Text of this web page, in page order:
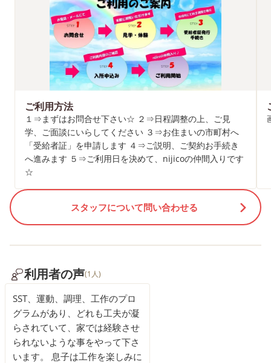
ご利用方法
１⇒まずはお問合せ下さい☆ ２⇒日程調整の上、ご見
学、ご面談にいらしてください ３⇒お住まいの市町村へ
「受給者証」を申請します ４⇒ご説明、ご契約お手続き
へ進みます ５⇒ご利用日を決めて、nijicoの仲間入りです
☆
スタッフについて問い合わせる
利用者の声(1人)
SST、運動、調理、工作のプロ
グラムがあり、どれも工夫が凝
らされていて、家では経験させ
られないような事をやって下さ
います。 息子は工作を楽しみに